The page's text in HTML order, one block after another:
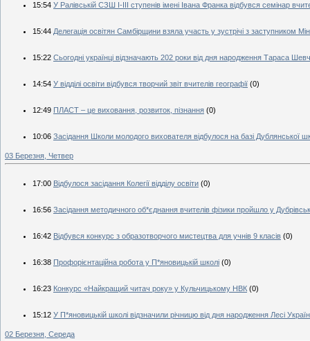
15:54 У Ралівській СЗШ І-ІІІ ступенів імені Івана Франка відбувся семінар
15:44 Делегація освітян Самбірщини взяла участь у зустрічі з заступником
15:22 Сьогодні українці відзначають 202 роки від дня народження Тараса
14:54 У відділі освіти відбувся творчий звіт вчителів географії (0)
12:49 ПЛАСТ – це виховання, розвиток, пізнання (0)
10:06 Засідання Школи молодого вихователя відбулося на базі Дублянської
03 Березня, Четвер
17:00 Відбулося засідання Колегії відділу освіти (0)
16:56 Засідання методичного об*єднання вчителів фізики пройшло у
16:42 Відбувся конкурс з образотворчого мистецтва для учнів 9 класів (0)
16:38 Профорієнтаційна робота у П*яновицькій школі (0)
16:23 Конкурс «Найкращий читач року» у Кульчицькому НВК (0)
15:12 У П*яновицькій школі відзначили річницю від дня народження Лесі
02 Березня, Середа